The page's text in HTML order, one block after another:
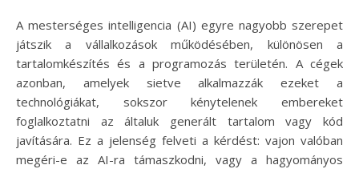
A mesterséges intelligencia (AI) egyre nagyobb szerepet
játszik a vállalkozások működésében, különösen a
tartalomkészítés és a programozás területén. A cégek
azonban, amelyek sietve alkalmazzák ezeket a
technológiákat, sokszor kénytelenek embereket
foglalkoztatni az általuk generált tartalom vagy kód
javítására. Ez a jelenség felveti a kérdést: vajon valóban
megéri-e az AI-ra támaszkodni, vagy a hagyományos